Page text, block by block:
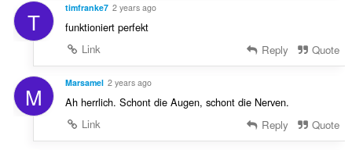
T timfranke7 2 years ago
funktioniert perfekt
Link
Reply Quote
M Marsamel 2 years ago
Ah herrlich. Schont die Augen, schont die Nerven.
Link
Reply Quote